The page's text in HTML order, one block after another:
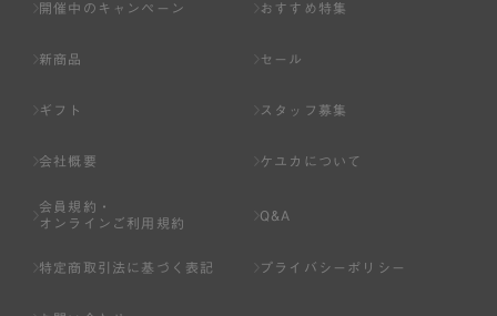
開催中のキャンペーン おすすめ特集
新商品 セール
ギフト スタッフ募集
会社概要 ケユカについて
会員規約・
オンラインご利用規約
Q&A
特定商取引法に基づく表記 プライバシーポリシー